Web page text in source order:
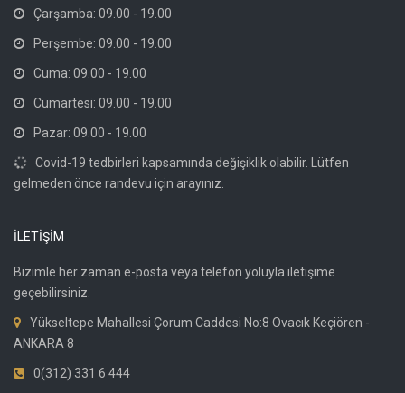
Çarşamba: 09.00 - 19.00
Perşembe: 09.00 - 19.00
Cuma: 09.00 - 19.00
Cumartesi: 09.00 - 19.00
Pazar: 09.00 - 19.00
Covid-19 tedbirleri kapsamında değişiklik olabilir. Lütfen
gelmeden önce randevu için arayınız.
İLETİŞİM
Bizimle her zaman e-posta veya telefon yoluyla iletişime
geçebilirsiniz.
Yükseltepe Mahallesi Çorum Caddesi No:8 Ovacık Keçiören -
ANKARA 8
0(312) 331 6 444